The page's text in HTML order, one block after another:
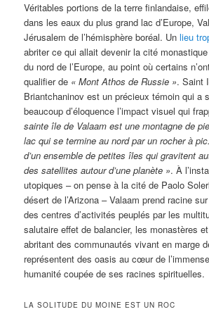
Véritables portions de la terre finlandaise,
dans les eaux du plus grand lac d’Europe,
Jérusalem de l’hémisphère boréal. Unlieu
abriter ce qui allait devenir la cité
du nord de l’Europe, au point où certains
qualifier de « Mont Athos de Russie ». Saint
Briantchaninov est un précieux témoin qui a
beaucoup d’éloquence l’impact visuel qui
sainte île de Valaam est une montagne de
lac qui se termine au nord par un rocher à
d’un ensemble de petites îles qui gravitent
des satellites autour d’une planète ». À
utopiques – on pense à la cité de Paolo
désert de l’Arizona – Valaam prend racine
des centres d’activités peuplés par les
salutaire effet de balancier, les monastères
abritant des communautés vivant en marge
représentent des oasis au cœur de
humanité coupée de ses racines spirituelles.
LA SOLITUDE DU MOINE EST UN ROC